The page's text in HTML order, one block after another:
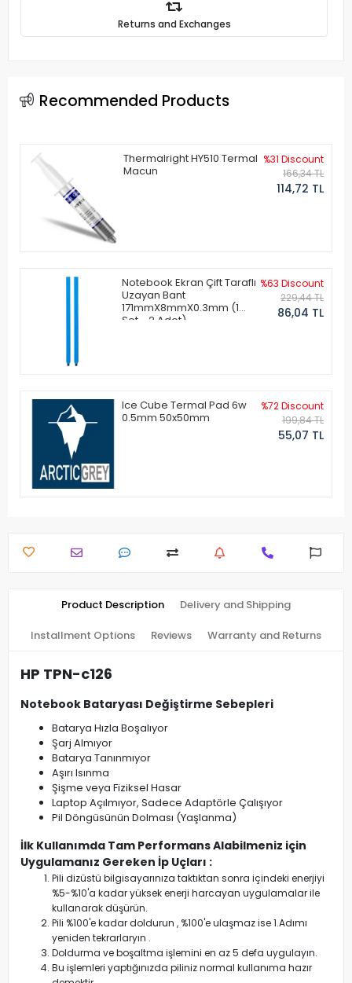
Returns and Exchanges
Recommended Products
Thermalright HY510 Termal
Macun
%31 Discount
166,34 TL
114,72 TL
Notebook Ekran Çift Taraflı
Uzayan Bant
171mmX8mmX0.3mm (1
Set - 2 Adet)
%63 Discount
229,44 TL
86,04 TL
Ice Cube Termal Pad 6w
0.5mm 50x50mm
%72 Discount
199,84 TL
55,07 TL
Product Description Delivery and Shipping
Installment Options Reviews Warranty and Returns
HP TPN-c126
Notebook Bataryası Değiştirme Sebepleri
Batarya Hızla Boşalıyor
Şarj Almıyor
Batarya Tanınmıyor
Aşırı Isınma
Şişme veya Fiziksel Hasar
Laptop Açılmıyor, Sadece Adaptörle Çalışıyor
Pil Döngüsünün Dolması (Yaşlanma)
İlk Kullanımda Tam Performans Alabilmeniz için
Uygulamanız Gereken İp Uçları :
Pili dizüstü bilgisayarınıza taktıktan sonra içindeki enerjiyi
%5-%10'a kadar yüksek enerji harcayan uygulamalar ile
kullanarak düşürün.
Pili %100'e kadar doldurun , %100'e ulaşmaz ise 1.Adımı
yeniden tekrarlaryın .
Doldurma ve boşaltma işlemini en az 5 defa uygulayın.
Bu işlemleri yaptığınızda piliniz normal kullanıma hazır